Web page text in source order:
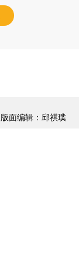
版面编辑：邱祺璞